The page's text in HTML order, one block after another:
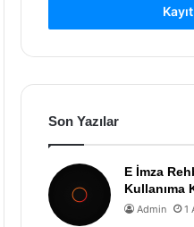
Son Yazılar
E İmza
Kullanıma
Admin 1